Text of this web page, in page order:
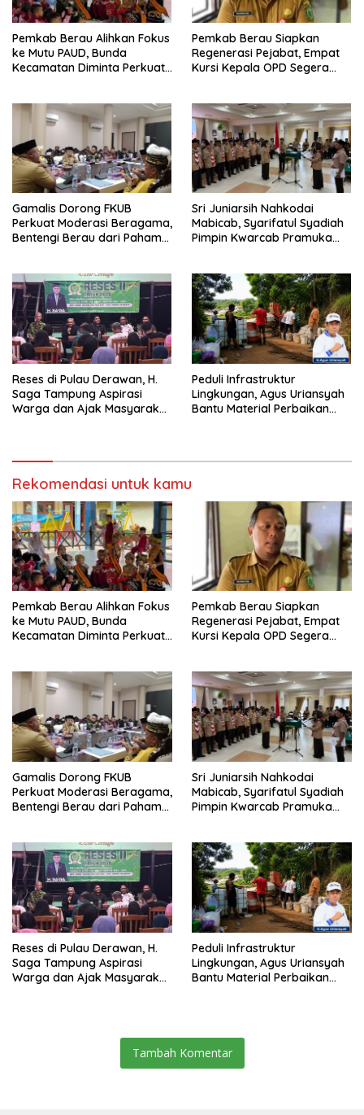
Pemkab Berau Alihkan Fokus
ke Mutu PAUD, Bunda
Kecamatan Diminta Perkuat
Pemkab Berau Siapkan
Regenerasi Pejabat, Empat
Kursi Kepala OPD Segera
Gamalis Dorong FKUB
Perkuat Moderasi Beragama,
Bentengi Berau dari Paham
Sri Juniarsih Nahkodai
Mabicab, Syarifatul Syadiah
Pimpin Kwarcab Pramuka
Reses di Pulau Derawan, H.
Saga Tampung Aspirasi
Warga dan Ajak Masyarakat
Peduli Infrastruktur
Lingkungan, Agus Uriansyah
Bantu Material Perbaikan
Rekomendasi untuk kamu
Pemkab Berau Alihkan Fokus
ke Mutu PAUD, Bunda
Kecamatan Diminta Perkuat
Pemkab Berau Siapkan
Regenerasi Pejabat, Empat
Kursi Kepala OPD Segera
Gamalis Dorong FKUB
Perkuat Moderasi Beragama,
Bentengi Berau dari Paham
Sri Juniarsih Nahkodai
Mabicab, Syarifatul Syadiah
Pimpin Kwarcab Pramuka
Reses di Pulau Derawan, H.
Saga Tampung Aspirasi
Warga dan Ajak Masyarakat
Peduli Infrastruktur
Lingkungan, Agus Uriansyah
Bantu Material Perbaikan
Tambah Komentar